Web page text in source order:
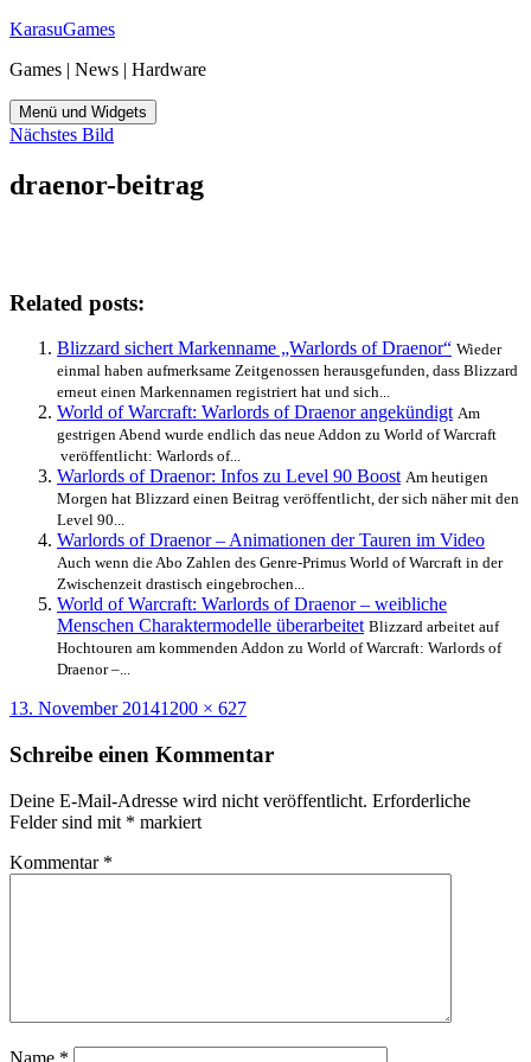
Zum
springen
KarasuGames
Games | News | Hardware
Menü und Widgets
Nächstes Bild
draenor-beitrag
Related posts:
Blizzard sichert Markenname „Warlords of Draenor“ Wieder
einmal haben aufmerksame Zeitgenossen herausgefunden, dass Blizzard
erneut einen Markennamen registriert hat und sich...
World of Warcraft: Warlords of Draenor angekündigt Am
gestrigen Abend wurde endlich das neue Addon zu World of Warcraft
veröffentlicht: Warlords of...
Warlords of Draenor: Infos zu Level 90 Boost Am heutigen
Morgen hat Blizzard einen Beitrag veröffentlicht, der sich näher mit den
Level 90...
Warlords of Draenor – Animationen der Tauren im Video
Auch wenn die Abo Zahlen des Genre-Primus World of Warcraft in der
Zwischenzeit drastisch eingebrochen...
World of Warcraft: Warlords of Draenor – weibliche
Menschen Charaktermodelle überarbeitet Blizzard arbeitet auf
Hochtouren am kommenden Addon zu World of Warcraft: Warlords of
Draenor –...
Veröffentlicht
13. November 2014Originalgröße
1200 × 627
Schreibe einen Kommentar
Deine E-Mail-Adresse wird nicht veröffentlicht. Erforderliche
Felder sind mit * markiert
Kommentar *
Name *